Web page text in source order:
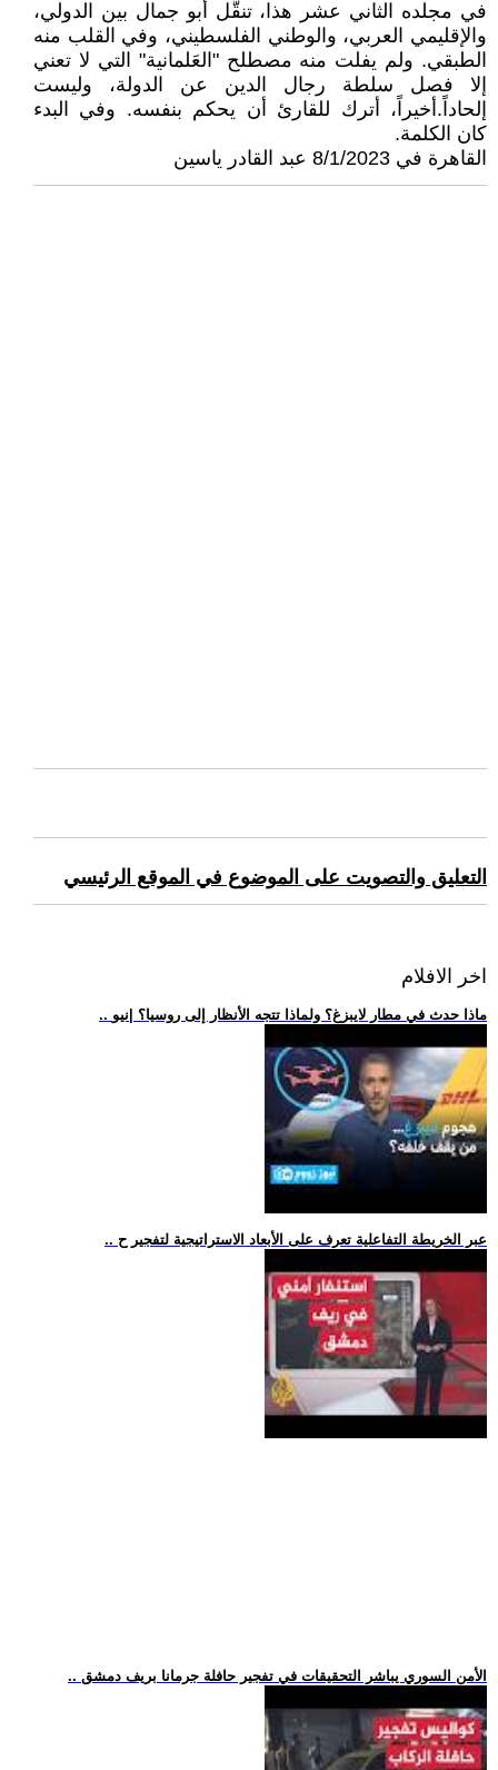
في مجلده الثاني عشر هذا، تنقَّل أبو جمال بين الدولي،
والإقليمي العربي، والوطني الفلسطيني، وفي القلب منه
الطبقي. ولم يفلت منه مصطلح "العَلمانية" التي لا تعني
إلا فصل سلطة رجال الدين عن الدولة، وليست
إلحاداً.أخيراً، أترك للقارئ أن يحكم بنفسه. وفي البدء
كان الكلمة.
القاهرة في 8/1/2023 عبد القادر ياسين
التعليق والتصويت على الموضوع في الموقع الرئيسي
اخر الافلام
.. ماذا حدث في مطار لايبزغ؟ ولماذا تتجه الأنظار إلى روسيا؟ |نيو
.. عبر الخريطة التفاعلية تعرف على الأبعاد الاستراتيجية لتفجير ح
.. الأمن السوري يباشر التحقيقات في تفجير حافلة جرمانا بريف دمشق